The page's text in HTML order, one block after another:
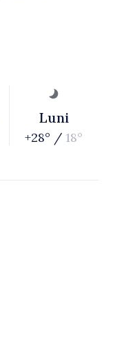
Luni
+28° / 18°